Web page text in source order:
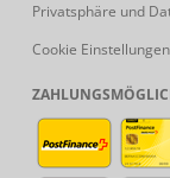
Privatsphäre und
Cookie Einstellungen